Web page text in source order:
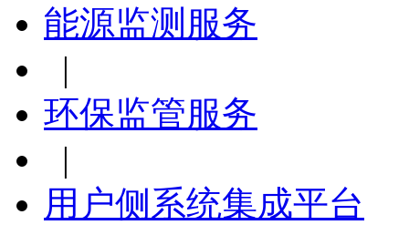
能源监测服务
|
环保监管服务
|
用户侧系统集成平台